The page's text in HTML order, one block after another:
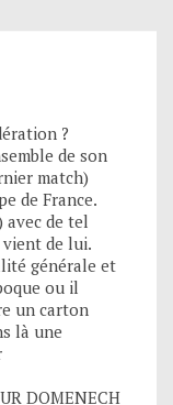
?
de son
match)
de France.
avec de tel
vient de lui.
générale et
ou il
un carton
là une
DOMENECH